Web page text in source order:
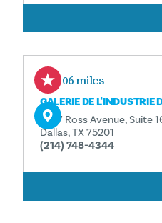
0.06 miles
GALERIE DE L'INDUSTRIE
1807 Ross Avenue, Suite
Dallas, TX 75201
(214) 748-4344